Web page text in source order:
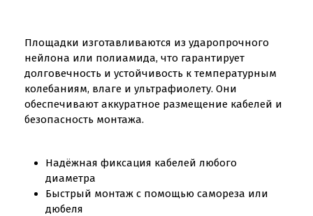
Площадки изготавливаются из ударопрочного
нейлона или полиамида, что гарантирует
долговечность и устойчивость к температурным
колебаниям, влаге и ультрафиолету. Они
обеспечивают аккуратное размещение кабелей и
безопасность монтажа.
Надёжная фиксация кабелей любого
диаметра
Быстрый монтаж с помощью самореза или
дюбеля